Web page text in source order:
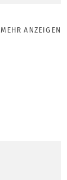
MEHR ANZEIGEN